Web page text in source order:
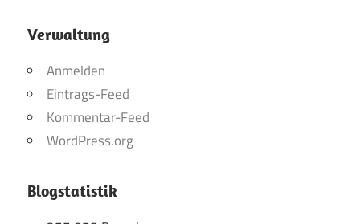
Verwaltung
Anmelden
Eintrags-Feed
Kommentar-Feed
WordPress.org
Blogstatistik